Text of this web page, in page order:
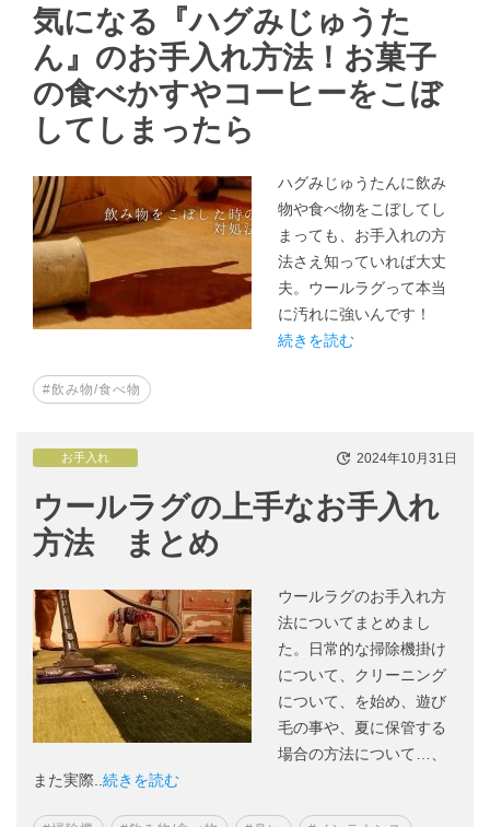
気になる『ハグみじゅうた
ん』のお手入れ方法！お菓子
の食べかすやコーヒーをこぼ
してしまったら
ハグみじゅうたんに飲み
物や食べ物をこぼしてし
まっても、お手入れの方
法さえ知っていれば大丈
夫。ウールラグって本当
に汚れに強いんです！
続きを読む
#飲み物/食べ物
ウールラグの上手なお手入れ
方法 まとめ
お手入れ 2024年10月31日
ウールラグのお手入れ方
法についてまとめまし
た。日常的な掃除機掛け
について、クリーニング
について、を始め、遊び
毛の事や、夏に保管する
場合の方法について…、
また実際.. 続きを読む